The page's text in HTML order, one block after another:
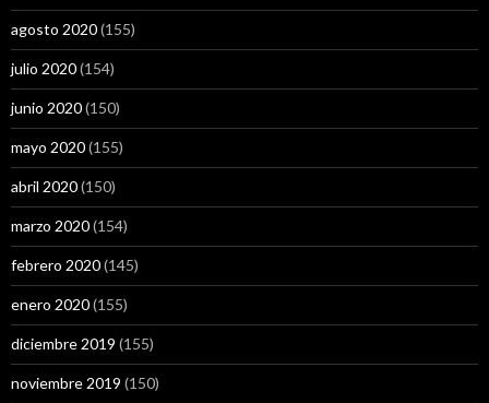
agosto 2020(155)
julio 2020(154)
junio 2020(150)
mayo 2020(155)
abril 2020(150)
marzo 2020(154)
febrero 2020(145)
enero 2020(155)
diciembre 2019 (155)
noviembre 2019 (150)